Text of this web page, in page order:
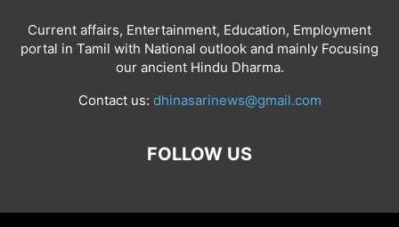
Current affairs, Entertainment, Education, Employment
portal in Tamil with National outlook and mainly Focusing
our ancient Hindu Dharma.
Contact us: dhinasarinews@gmail.com
FOLLOW US